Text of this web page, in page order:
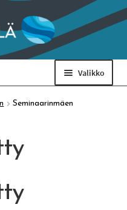
Valikko
Seminaarinmäen